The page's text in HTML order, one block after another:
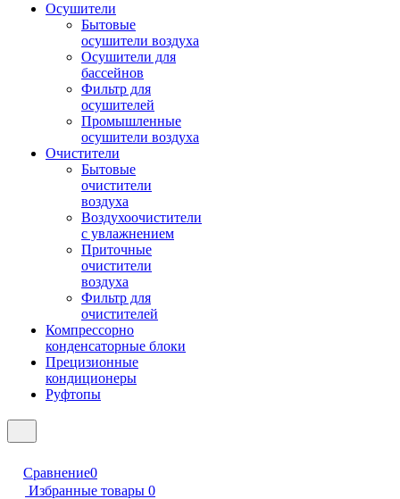
Осушители
Бытовые
осушители воздуха
Осушители для
бассейнов
Фильтр для
осушителей
Промышленные
осушители воздуха
Очистители
Бытовые
очистители
воздуха
Воздухоочистители
с увлажнением
Приточные
очистители
воздуха
Фильтр для
очистителей
Компрессорно
конденсаторные блоки
Прецизионные
кондиционеры
Руфтопы
Сравнение0
Избранные товары 0